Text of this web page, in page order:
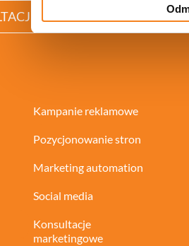
Kampanie reklamowe
Pozycjonowanie stron
Marketing automation
Social media
Konsultacje
marketingowe